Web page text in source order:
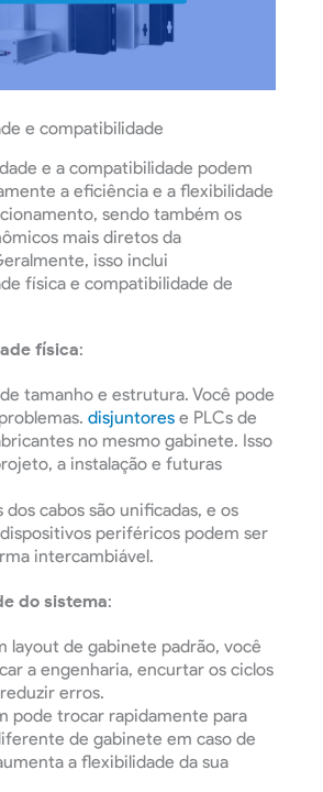
e compatibilidade
e a compatibilidade podem
a eficiência e a flexibilidade
sendo também os
mais diretos da
isso inclui
física e compatibilidade de
física:
tamanho e estrutura. Você pode
disjuntores e PLCs de
no mesmo gabinete. Isso
a instalação e futuras
cabos são unificadas, e os
periféricos podem ser
intercambiável.
do sistema:
layout de gabinete padrão, você
a engenharia, encurtar os ciclos
erros.
pode trocar rapidamente para
de gabinete em caso de
a flexibilidade da sua